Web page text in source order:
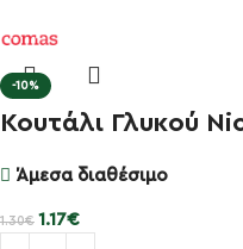
-10%
Κουτάλι Γλυκού
Άμεσα διαθέσιμο
1.30€ 1.17€